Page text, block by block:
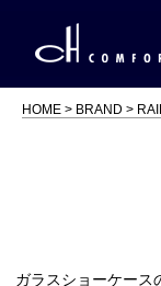
HOME BRAND
ガラスショーケース